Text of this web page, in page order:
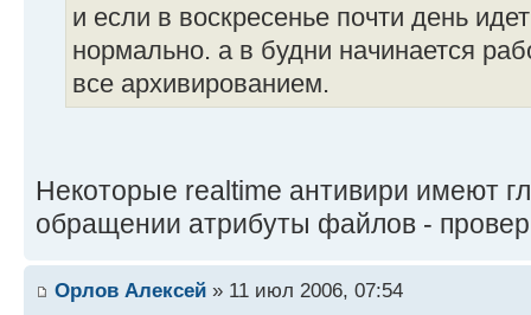
и если в воскресенье почти день
нормально. а в будни начинается
все архивированием.
Некоторые realtime антивири имеют
обращении атрибуты файлов -
Орлов Алексей » 11 июл 2006, 07:54